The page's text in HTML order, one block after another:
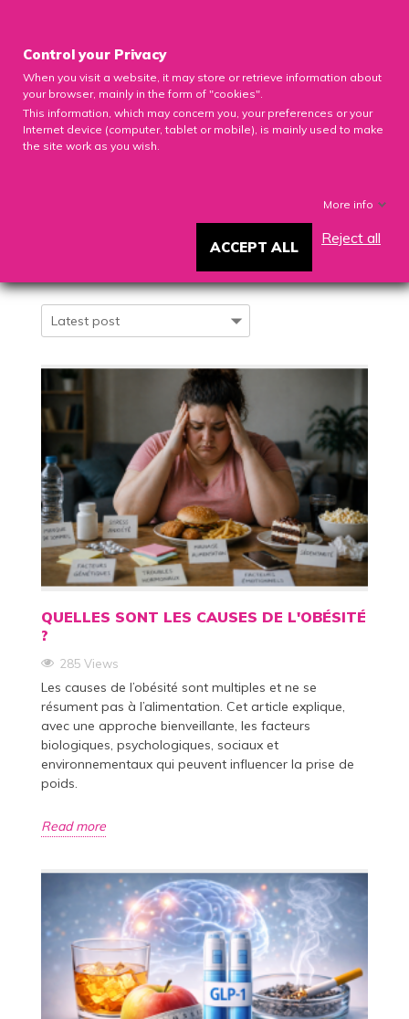
0
OBÉSITÉ ET CONSÉQUENCES
L'obésité et la vie qui va avec...
QUELLES SONT LES CAUSES DE L'OBÉSITÉ
?
285 Views
Les causes de l’obésité sont multiples et ne se
résument pas à l’alimentation. Cet article explique,
avec une approche bienveillante, les facteurs
biologiques, psychologiques, sociaux et
environnementaux qui peuvent influencer la prise de
poids.
Read more
Control your Privacy
When you visit a website, it may store or retrieve information about
your browser, mainly in the form of "cookies".
This information, which may concern you, your preferences or your
Internet device (computer, tablet or mobile), is mainly used to make
the site work as you wish.
More info
ACCEPT ALL
Reject all